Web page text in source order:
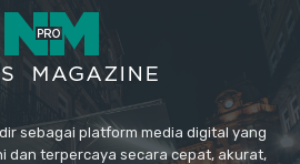
sebagai platform media digital yang
dan terpercaya secara cepat, akurat,